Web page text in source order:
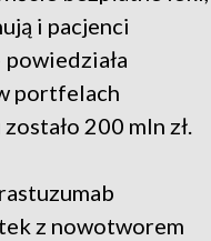
i pacjenci
portfelach
200 mln zł.
z nowotworem